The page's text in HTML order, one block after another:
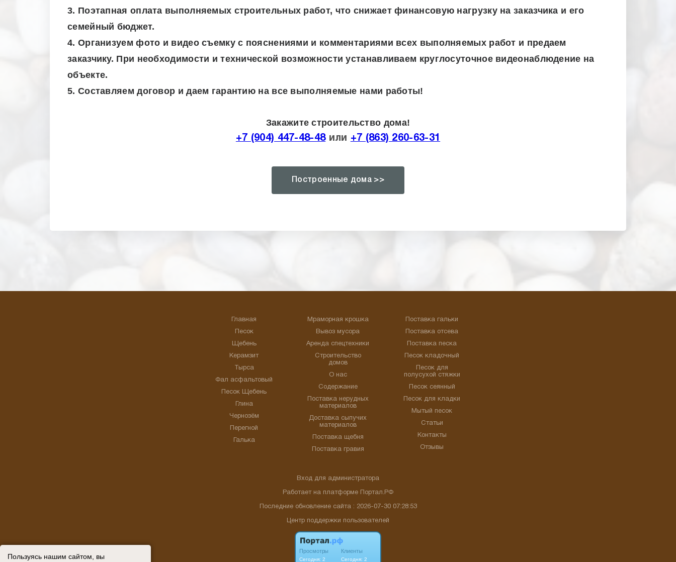
Пользуясь нашим сайтом, вы
3. Поэтапная оплата выполняемых строительных работ, что снижает финансовую нагрузку на заказчика и его
семейный бюджет.
4. Организуем фото и видео съемку с пояснениями и комментариями всех выполняемых работ и предаем
заказчику. При необходимости и технической возможности устанавливаем круглосуточное видеонаблюдение на
объекте.
5. Составляем договор и даем гарантию на все выполняемые нами работы!
Закажите строительство дома!
+7 (904) 447-48-48или +7 (863) 260-63-31
Построенные дома >>
Главная
Песок
Щебень
Керамзит
Тырса
Фал асфальтовый
Песок Щебень
Глина
Чернозём
Перегной
Галька
Мраморная крошка
Вывоз мусора
Аренда спецтехники
Строительство
домов
О нас
Содержание
Поставка нерудных
материалов
Доставка сыпучих
материалов
Поставка щебня
Поставка гравия
Поставка гальки
Поставка отсева
Поставка песка
Песок кладочный
Песок для
полусухой стяжки
Песок сеянный
Песок для кладки
Мытый песок
Статьи
Контакты
Отзывы
Вход для администратора
Работает на платформе Портал.РФ
Последние обновление сайта : 2026-07-30 07:28:53
Центр поддержки пользователей